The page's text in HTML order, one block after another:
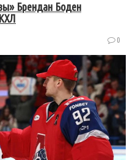
Брендан Боден
0